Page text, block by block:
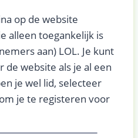
op de website
alleen toegankelijk is
aan) LOL. Je kunt
website als je al een
je wel lid, selecteer
je te registeren voor